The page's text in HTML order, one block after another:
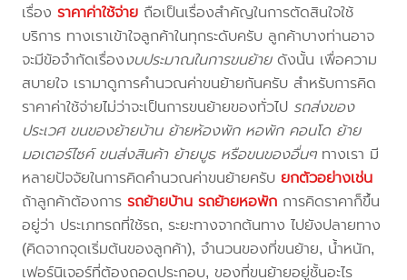
เรื่องราคาค่าใช้จ่าย ถือเป็นเรื่องสำคัญในการตัดสินใจใช้
บริการ ทางเราเข้าใจลูกค้าในทุกระดับครับ ลูกค้าบางท่านอาจ
จะมีข้อจำกัดเรื่องงบประมาณในการขนย้ายดังนั้น เพื่อความ
สบายใจ เรามาดูการคำนวณค่าขนย้ายกันครับ สำหรับการคิด
ราคาค่าใช้จ่ายไม่ว่าจะเป็นการขนย้ายของทั่วไป รถส่งของ
ประเวศ ขนของย้ายบ้าน ย้ายห้องพัก หอพัก คอนโด ย้าย
มอเตอร์ไซค์ ขนส่งสินค้า ย้ายบูธ หรือขนของอื่นๆทางเรา มี
หลายปัจจัยในการคิดคำนวณค่าขนย้ายครับยกตัวอย่างเช่น
ถ้าลูกค้าต้องการรถย้ายบ้าน รถย้ายหอพัก การคิดราคาก็ขึ้น
อยู่ว่า ประเภทรถที่ใช้รถ, ระยะทางจากต้นทาง ไปยังปลายทาง
(คิดจากจุดเริ่มต้นของลูกค้า), จำนวนของที่ขนย้าย, น้ำหนัก,
เฟอร์นิเจอร์ที่ต้องถอดประกอบ, ของที่ขนย้ายอยู่ชั้นอะไร